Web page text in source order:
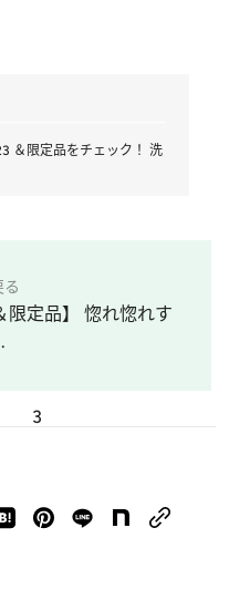
＆限定品をチェック！ 洗
限定品】 惚れ惚れす
3